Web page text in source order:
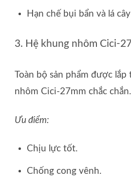
Hạn chế bụi bẩn và lá
3. Hệ khung nhôm Cici-
Toàn bộ sản phẩm được
nhôm Cici-27mm chắc chắn.
Ưu điểm:
Chịu lực tốt.
Chống cong vênh.